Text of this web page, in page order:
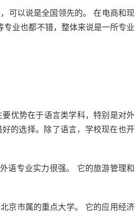
可以说是全国领先的。 在电商和现
业也都不错，整体来说是一所专业
优势在于语言类学科，特别是对外
的选择。除了语言，学校现在也开
语专业实力很强。 它的旅游管理和
京市属的重点大学。 它的应用经济